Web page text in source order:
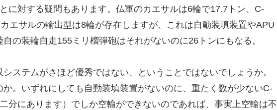
に対する疑問もあります。仏軍のカエサルは6輪で17.7トン、C-
エサルの輸出型は8輪が存在しますが、これは自動装填装置やAPU
の装輪自走155ミリ榴弾砲はそれがないのに26トンにもなる。
ステムがさほど優秀ではない、ということではないでしょうか。
。いずれにしても自動装填装置がないのに、重たく数が少ないC-
分にあります）でしか空輸ができないのであれば、事実上空輸は不